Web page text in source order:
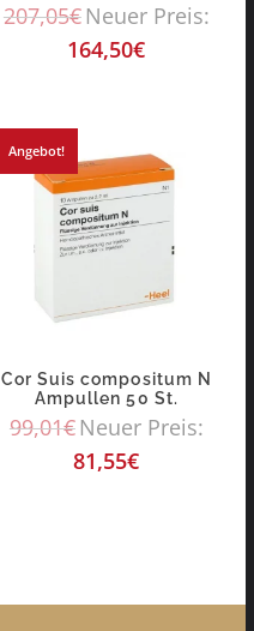
207,05€Neuer Preis:
164,50€
Angebot!
Cor Suis compositum N
Ampullen 50 St.
99,01€Neuer Preis:
81,55€